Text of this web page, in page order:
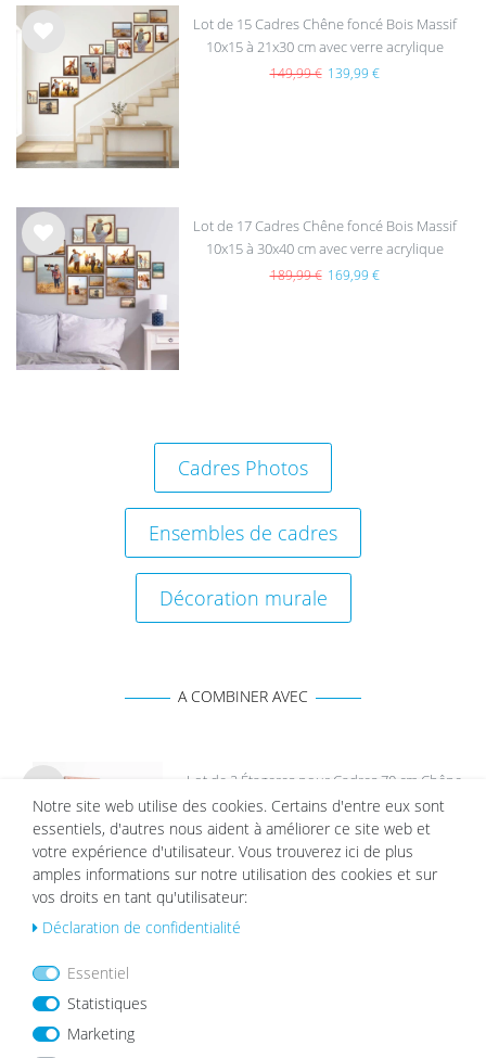
e de
sou
hait
Lot de 15 Cadres Chêne foncé Bois Massif
10x15 à 21x30 cm avec verre acrylique
149,99 € 139,99 €
List
e de
sou
hait
Lot de 17 Cadres Chêne foncé Bois Massif
10x15 à 30x40 cm avec verre acrylique
189,99 € 169,99 €
Cadres Photos
Ensembles de cadres
Décoration murale
A COMBINER AVEC
List
e de
sou
hait
Lot de 2 Étageres pour Cadres 70 cm Chêne
Massif
49,99 €
List
e de
Notre site web utilise des cookies. Certains d'entre eux sont
essentiels, d'autres nous aident à améliorer ce site web et
votre expérience d'utilisateur. Vous trouverez ici de plus
amples informations sur notre utilisation des cookies et sur
vos droits en tant qu'utilisateur:
Déclaration de confidentialité
Essentiel
Statistiques
Marketing